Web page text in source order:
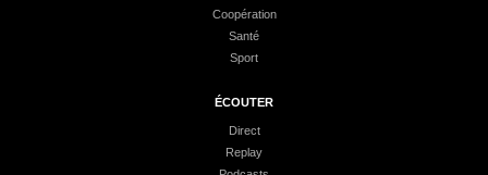
Coopération
Santé
Sport
ÉCOUTER
Direct
Replay